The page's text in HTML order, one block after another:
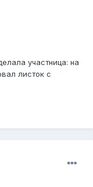
участница: на
листок с